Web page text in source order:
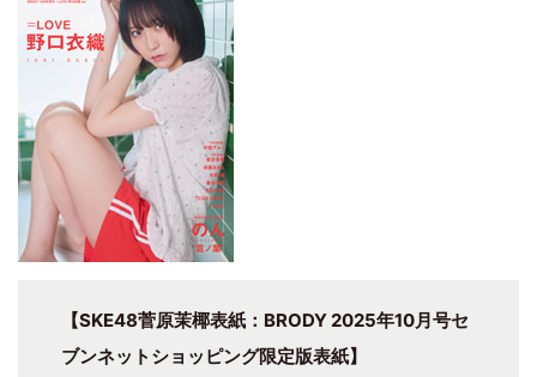
【SKE48菅原茉椰表紙：BRODY 2025年10月号セ
ブンネットショッピング限定版表紙】